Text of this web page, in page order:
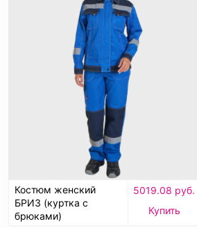
Костюм женский
БРИЗ (куртка с
брюками)
5019.08 руб.
Купить